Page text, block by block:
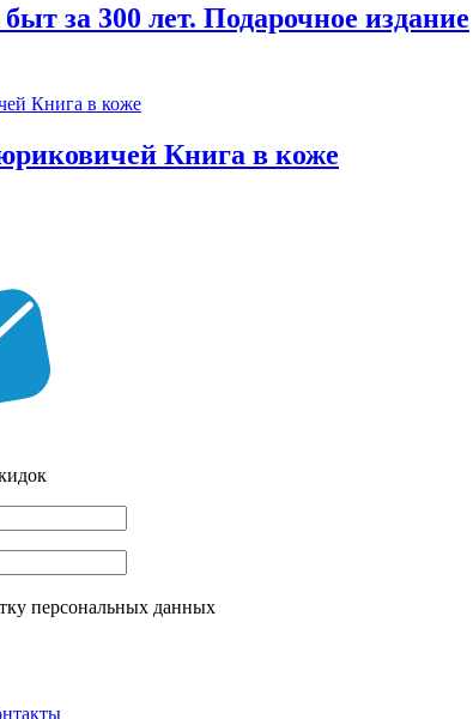
за 300 лет. Подарочное издание
Книга в коже
персональных данных